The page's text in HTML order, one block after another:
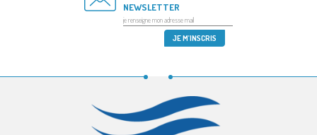
NEWSLETTER